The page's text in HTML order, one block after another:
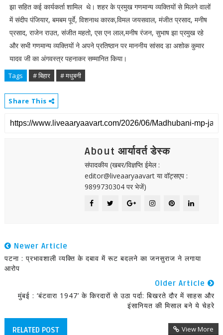
झा सहित कई कार्यकर्ता शामिल थे। शहर के प्रमुख गणमान्य व्यक्तियों से मिलने वालों
में संदीप पंजियार, बमबम पूर्वे, विशनाथ कारक,विमल जयसवाल, मंजीत प्रसाद, मनीष
प्रसाद, राजेन राउत, संजीत महतो, एस एन लाल,मनीष रंजन, सुभाष झा प्रमुख रहे
और सभी गणमान्य व्यक्तियों ने अपने प्रतिष्ठान पर माननीय सांसद डा अशोक कुमार
यादव जी का अंगवस्त्र पहनाकर सम्मानित किया।
Tags # बिहार # मधुबनी
Share This
About आर्यावर्त डेस्क
संपादकीय (खबर/विज्ञप्ति ईमेल :
editor@liveaaryaavart या वॉट्सएप :
9899730304 पर भेजें)
Newer Article
पटना : प्रभावशाली व्यक्ति के दबाव में रूट बदलने का जनसुराज ने लगाया
आरोप
Older Article
मुंबई : ‘बंटवारा 1947’ के किरदारों से उठा पर्दा: बिखरते दौर में साहस और
इंसानियत की मिसाल बने ये चेहरे
RELATED POST View More